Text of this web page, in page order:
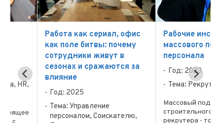
Работа как сериал, офис
как поле битвы: почему
сотрудники живут в
сезонах и сражаются за
влияние
Год: 2025
Тема: Управление
персоналом, Соискателю,
Рабочие
массового подбора
персонала
Год: 2023
Тема: Рекрутинг
Массовый подбор
строительного
рекрутера - то еще